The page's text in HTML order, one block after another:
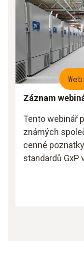
Záznam
Tento webinář
známých
cenné
standardů GxP